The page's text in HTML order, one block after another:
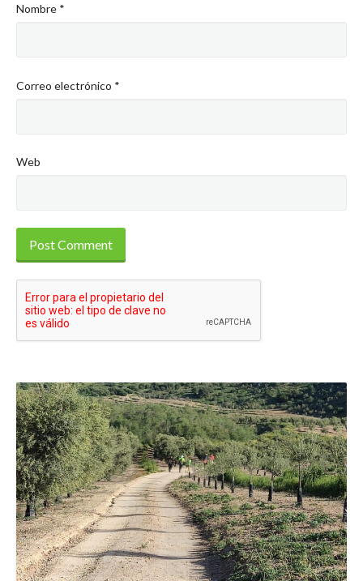
Nombre *
Correo electrónico *
Web